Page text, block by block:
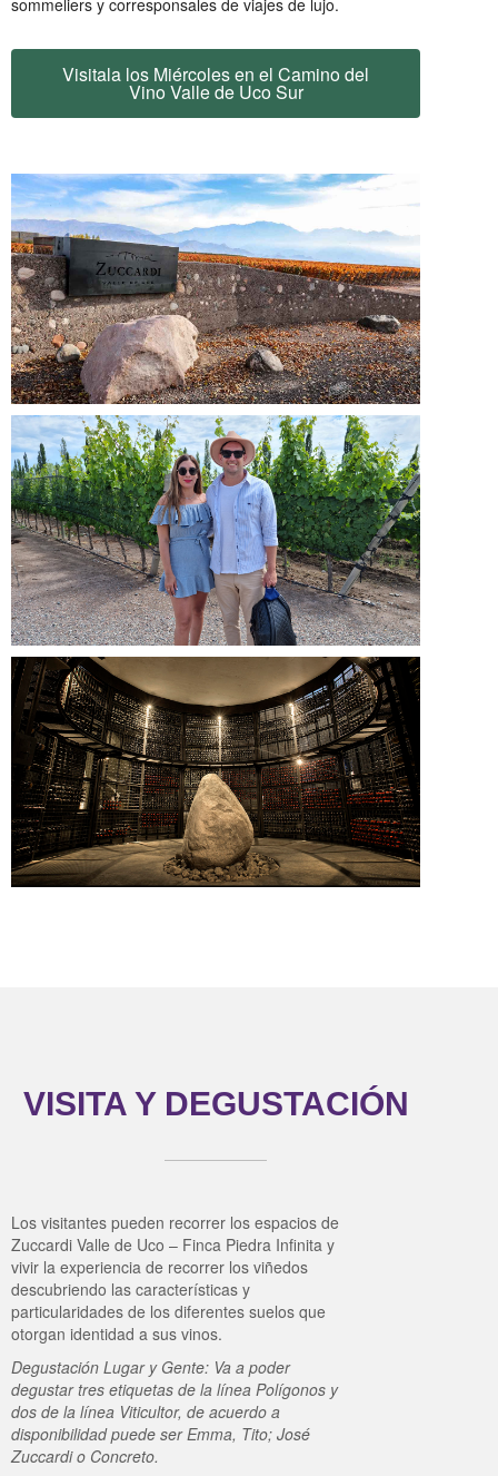
Visitala los Miércoles en el Camino del
Vino Valle de Uco Sur
VISITA Y DEGUSTACIÓN
Los visitantes pueden recorrer los espacios de
Zuccardi Valle de Uco – Finca Piedra Infinita y
vivir la experiencia de recorrer los viñedos
descubriendo las características y
particularidades de los diferentes suelos que
otorgan identidad a sus vinos.
Degustación Lugar y Gente: Va a poder
degustar tres etiquetas de la línea Polígonos y
dos de la línea Viticultor, de acuerdo a
disponibilidad puede ser Emma, Tito; José
Zuccardi o Concreto.